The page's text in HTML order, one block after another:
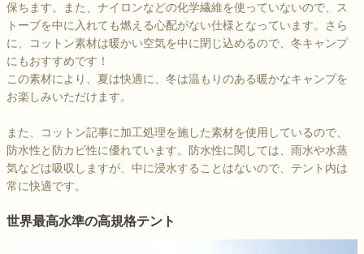
保ちます。また、ナイロンなどの化学繊維を使っていないので、ス
トーブを中に入れても燃える心配がない仕様となっています。さら
に、コットン素材は暖かい空気を中に閉じ込めるので、冬キャンプ
にもおすすめです！
この素材により、夏は快適に、冬は温もりのある暖かなキャンプを
お楽しみいただけます。
また、コットン記事に加工処理を施した素材を使用しているので、
防水性と防カビ性に優れています。防水性に関しては、雨水や水蒸
気などは吸収しますが、中に浸水することはないので、テント内は
常に快適です。
世界最高水準の高規格テント